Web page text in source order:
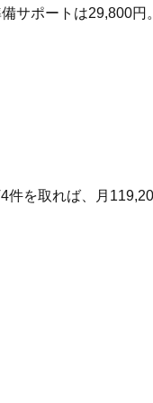
サポートは29,800円。
4件を取れば、月